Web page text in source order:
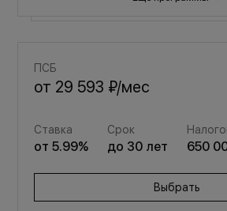
от69 905 ₽ /мес
от19.9 до30 650
Выбрать
ПСБ
от 29 593 ₽/мес
Ставка
от5.99%
Срок
до 30 лет 650
Выбрать